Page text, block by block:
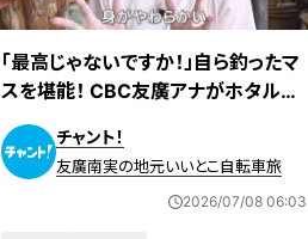
「最高じゃないですか！」自ら釣ったマ
スを堪能！ CBC友廣アナがホタルの
光景を目指して自転車旅スタート！
チャント！
友廣南実の地元いいとこ自転車旅
2026/07/08 06:03